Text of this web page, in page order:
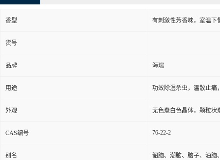
香型 有刺激性芳香味，室温下
货号
品牌 海瑞
用途 功效除湿杀虫，温散止痛
外观 无色憃白色晶体，颗粒状
CAS编号 76-22-2
别名 韶脑、潮脑、脑子、油脑